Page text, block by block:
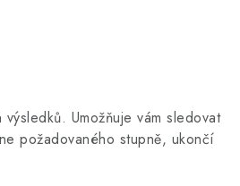
Umožňuje vám sledovat
požadovaného stupně, ukončí